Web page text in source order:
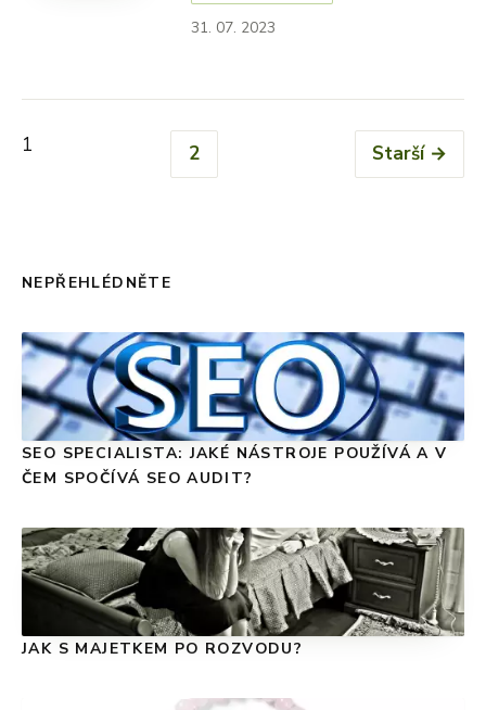
31. 07. 2023
1 2 Starší →
NEPŘEHLÉDNĚTE
SEO SPECIALISTA: JAKÉ NÁSTROJE POUŽÍVÁ A V
ČEM SPOČÍVÁ SEO AUDIT?
JAK S MAJETKEM PO ROZVODU?